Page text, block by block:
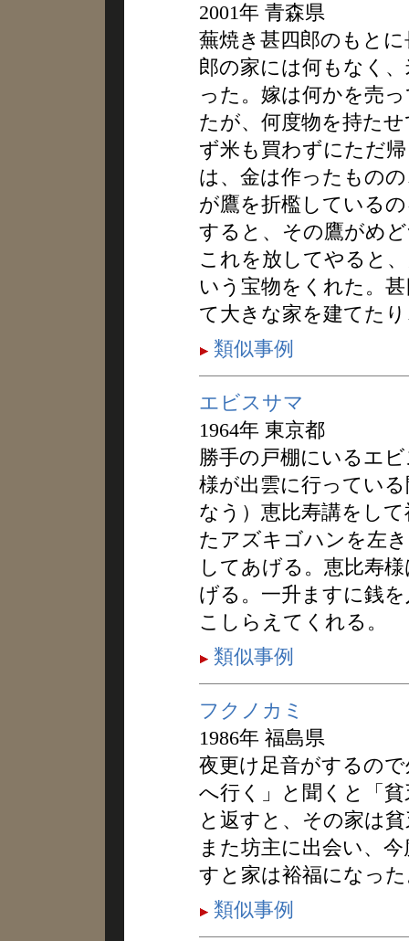
2001年 青森県
蕪焼き甚四郎のもと
郎の家には何もなく
った。嫁は何かを売
たが、何度物を持た
ず米も買わずにただ
は、金は作ったもの
が鷹を折檻している
すると、その鷹がめ
これを放してやると
いう宝物をくれた。
て大きな家を建てた
類似事例
エビスサマ
1964年 東京都
勝手の戸棚にいるエ
様が出雲に行ってい
なう）恵比寿講をし
たアズキゴハンを左
してあげる。恵比寿
げる。一升ますに銭
こしらえてくれる。
類似事例
フクノカミ
1986年 福島県
夜更け足音がするの
へ行く」と聞くと「
と返すと、その家は
また坊主に出会い、
すと家は裕福になっ
類似事例